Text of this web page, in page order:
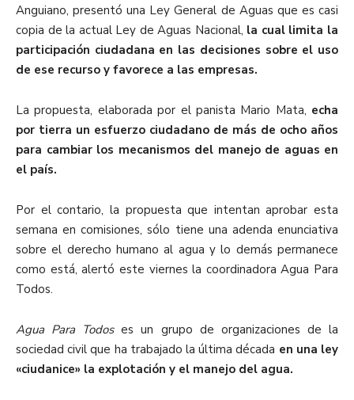
Anguiano, presentó una Ley General de Aguas que es casi
copia de la actual Ley de Aguas Nacional, la cual limita la
participación ciudadana en las decisiones sobre el uso
de ese recurso y favorece a las empresas.
La propuesta, elaborada por el panista Mario Mata, echa
por tierra un esfuerzo ciudadano de más de ocho años
para cambiar los mecanismos del manejo de aguas en
el país.
Por el contario, la propuesta que intentan aprobar esta
semana en comisiones, sólo tiene una adenda enunciativa
sobre el derecho humano al agua y lo demás permanece
como está, alertó este viernes la coordinadora Agua Para
Todos.
Agua Para Todoses un grupo de organizaciones de la
sociedad civil que ha trabajado la última década en una ley
«ciudanice» la explotación y el manejo del agua.